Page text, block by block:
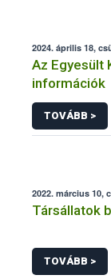
2024. április 18,
Az Egyesült
információk
TOVÁBB >
2022. március 10,
Társállatok
TOVÁBB >